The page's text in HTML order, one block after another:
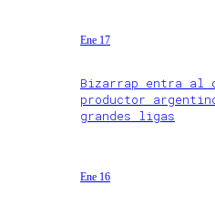
Ene 17
Bizarrap entra al
productor
grandes ligas
Ene 16